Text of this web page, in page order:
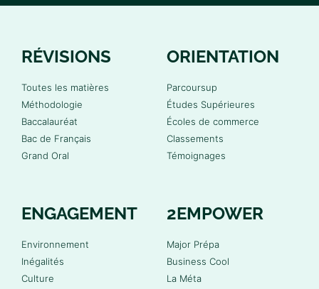
RÉVISIONS
Toutes les matières
Méthodologie
Baccalauréat
Bac de Français
Grand Oral
ORIENTATION
Parcoursup
Études Supérieures
Écoles de commerce
Classements
Témoignages
ENGAGEMENT
Environnement
Inégalités
Culture
2EMPOWER
Major Prépa
Business Cool
La Méta